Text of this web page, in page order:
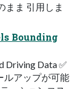
まま 引⽤しま
Bounding
Driving Data ✅
ルアップが可能